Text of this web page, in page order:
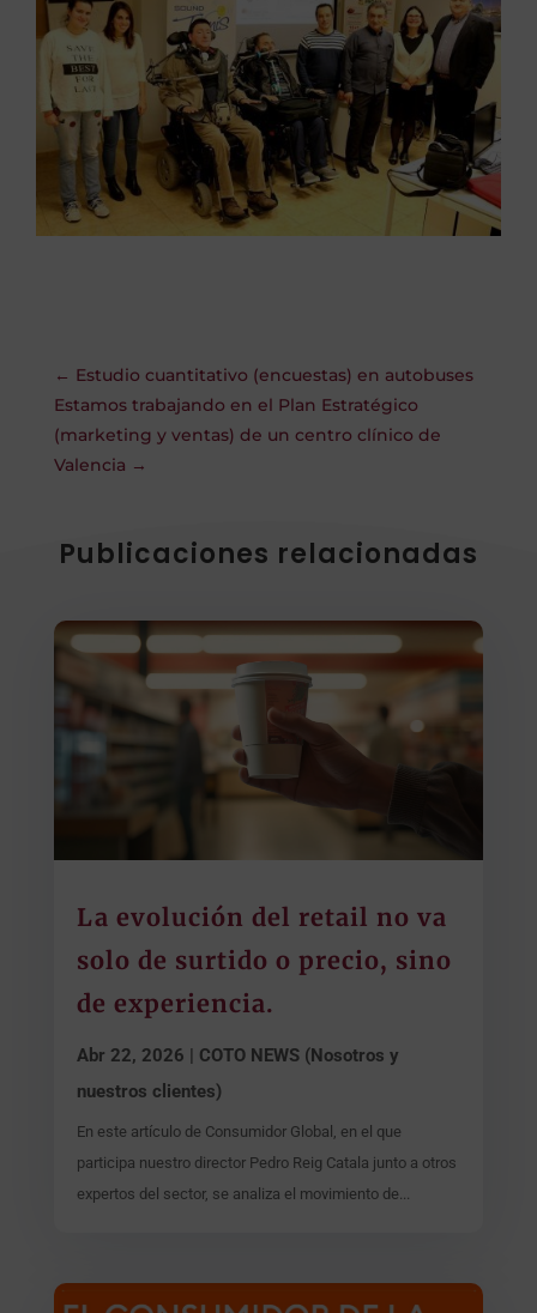
← Estudio cuantitativo (encuestas) en autobuses
Estamos trabajando en el Plan Estratégico
(marketing y ventas) de un centro clínico de
Valencia →
Publicaciones relacionadas
La evolución del retail no va
solo de surtido o precio, sino
de experiencia.
Abr 22, 2026
COTO NEWS (Nosotros y
nuestros clientes)
En este artículo de Consumidor Global, en el que
participa nuestro director Pedro Reig Catala junto a otros
expertos del sector, se analiza el movimiento de...